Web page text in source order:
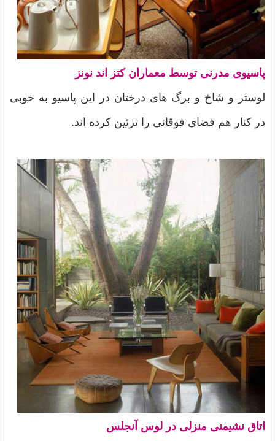
پاسیوی مدرنی توسط معماران کتز اند نونز
لوستر و شاخ و برگ های درختان در این پاسیو به خوبی
در کنار هم فضای فوقانی را تزئین کرده اند.
اتاق نشیمنی منزلی در لوس آنجلس